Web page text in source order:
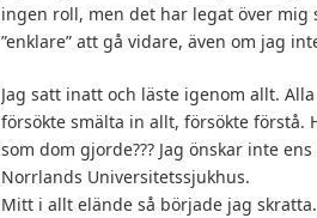
ingen roll, men det har legat över mig
”enklare” att gå vidare, även om jag
Jag satt inatt och läste igenom allt.
försökte smälta in allt, försökte förstå.
som dom gjorde??? Jag önskar inte
Norrlands Universitetssjukhus.
Mitt i allt elände så började jag